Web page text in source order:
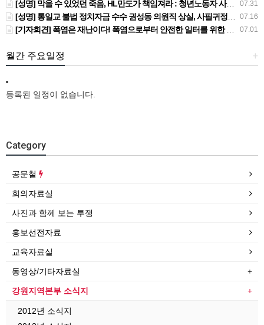
07.31
[성명] 막을 수 있었던 죽음, HL만도가 책임져라 : 청년노동자 사망사고의 철저한 진상규명과 재발방지 대책 마련하라
07.16
[성명] 통일교 불법 정치자금 수수 권성동 의원직 상실, 사필귀정이다
07.01
[기자회견] 폭염은 재난이다! 폭염으로부터 안전한 일터를 위한 민주노총 강원지역본부 폭염감시단 선포 기자회견
+
월간 주요일정
등록된 일정이 없습니다.
Category
공문철
회의자료실
사진과 함께 보는 투쟁
홍보선전자료
교육자료실
동영상/기타자료실
강원지역본부 소식지
2012년 소식지